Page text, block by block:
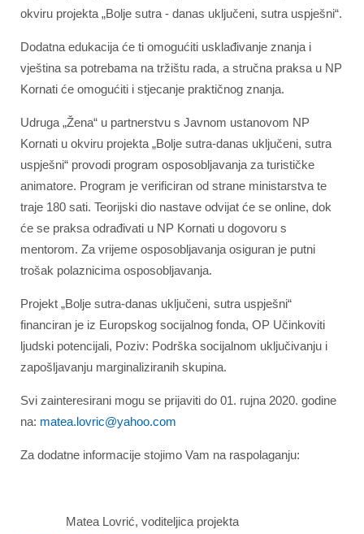
okviru projekta „Bolje sutra - danas uključeni, sutra uspješni“.
Dodatna edukacija će ti omogućiti usklađivanje znanja i
vještina sa potrebama na tržištu rada, a stručna praksa u NP
Kornati će omogućiti i stjecanje praktičnog znanja.
Udruga „Žena“ u partnerstvu s Javnom ustanovom NP
Kornati u okviru projekta „Bolje sutra-danas uključeni, sutra
uspješni“ provodi program osposobljavanja za turističke
animatore. Program je verificiran od strane ministarstva te
traje 180 sati. Teorijski dio nastave odvijat će se online, dok
će se praksa odrađivati u NP Kornati u dogovoru s
mentorom. Za vrijeme osposobljavanja osiguran je putni
trošak polaznicima osposobljavanja.
Projekt „Bolje sutra-danas uključeni, sutra uspješni“
financiran je iz Europskog socijalnog fonda, OP Učinkoviti
ljudski potencijali, Poziv: Podrška socijalnom uključivanju i
zapošljavanju marginaliziranih skupina.
Svi zainteresirani mogu se prijaviti do 01. rujna 2020. godine
na: matea.lovric@yahoo.com
Za dodatne informacije stojimo Vam na raspolaganju:
Matea Lovrić, voditeljica projekta